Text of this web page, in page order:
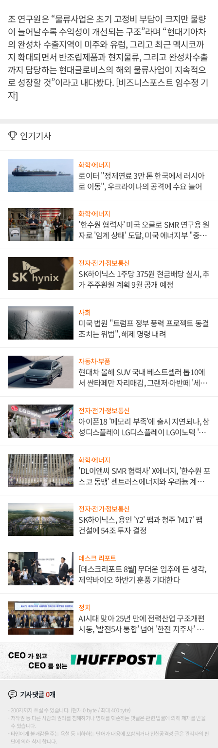
조 연구원은 “물류사업은 초기 고정비 부담이 크지만 물량
이 늘어날수록 수익성이 개선되는 구조”라며 “현대기아차
의 완성차 수출지역이 미주와 유럽, 그리고 최근 멕시코까
지 확대되면서 반조립제품과 현지물류, 그리고 완성차수출
까지 담당하는 현대글로비스의 해외 물류사업이 지속적으
로 성장할 것”이라고 내다봤다. [비즈니스포스트 임수정 기
자]
인기기사
화학·에너지
로이터 "정제연료 3만 톤 한국에서 러시아
로 이동", 우크라이나의 공격에 수요 늘어
화학·에너지
'한수원 협력사' 미국 오클로 SMR 연구용 원
자로 '임계 상태' 도달, 미국 에너지부 "중요
전자·전기·정보통신
SK하이닉스 1주당 375원 현금배당 실시, 추
가 주주환원 계획 9월 공개 예정
사회
미국 법원 "트럼프 정부 풍력 프로젝트 동결
조치는 위법", 해제 명령 내려
자동차·부품
현대차 올해 SUV 국내 베스트셀러 톱10에
서 싼타페만 자리매김, 그랜저·아반떼 '세단
전자·전기·정보통신
아이폰18 '메모리 부족'에 출시 지연되나, 삼
성디스플레이 LG디스플레이 LG이노텍 '탈
화학·에너지
'DL이앤씨 SMR 협력사' X에너지, '한수원 포
스코 동맹' 센트러스에너지와 우라늄 계약
전자·전기·정보통신
SK하이닉스, 용인 'Y2' 팹과 청주 'M17' 팹
건설에 54조 투자 결정
데스크 리포트
[데스크리포트 8월] 무더운 입추에 든 생각,
제약바이오 하반기 훈풍 기대한다
정치
AI시대 맞아 25년 만에 전력산업 구조개편
시동, '발전5사 통합' 넘어 '한전 지주사' 재편
기사댓글0개
200자까지 쓰실 수 있습니다. (현재 0 byte / 최대 400byte)
저작권 등 다른 사람의 권리를 침해하거나 명예를 훼손하는 댓글은 관련 법률에 의해 제재를 받을
수 있습니다.
타인에게 불쾌감을 주는 욕설 등 비하하는 단어가 내용에 포함되거나 인신공격성 글은 관리자의 판
단에 의해 삭제 합니다.